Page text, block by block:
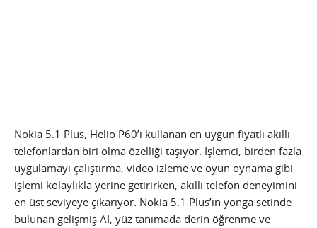
Nokia 5.1 Plus, Helio P60’ı kullanan en uygun fiyatlı akıllı
telefonlardan biri olma özelliği taşıyor. İşlemci, birden fazla
uygulamayı çalıştırma, video izleme ve oyun oynama gibi
işlemi kolaylıkla yerine getirirken, akıllı telefon deneyimini
en üst seviyeye çıkarıyor. Nokia 5.1 Plus’ın yonga setinde
bulunan gelişmiş AI, yüz tanımada derin öğrenme ve